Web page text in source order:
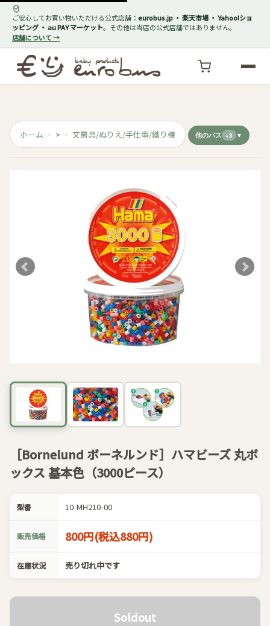
ご安心してお買い物いただける公式店舗： eurobus.jp ・ 楽天市場 ・ Yahoo!ショ
ッピング ・ au PAY マーケット。その他は当店の公式店舗ではありません。
店舗について →
ホーム > 文房具/ぬりえ/手仕事/織り機 他のパス +3
［Bornelund ボーネルンド］ハマビーズ 丸ボ
ックス 基本色（3000ピース）
型番 10-MH210-00
販売価格 800円(税込880円)
在庫状況 売り切れ中です
Soldout